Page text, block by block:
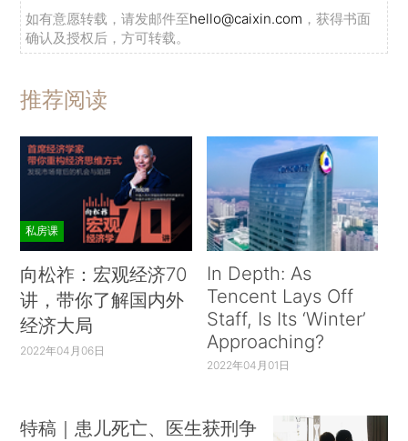
如有意愿转载，请发邮件至hello@caixin.com ，获得书面
确认及授权后，方可转载。
推荐阅读
私房课
向松祚：宏观经济70
讲，带你了解国内外
经济大局
2022年04月06日
In Depth: As
Tencent Lays Off
Staff, Is Its ‘Winter’
Approaching?
2022年04月01日
特稿｜患儿死亡、医生获刑争